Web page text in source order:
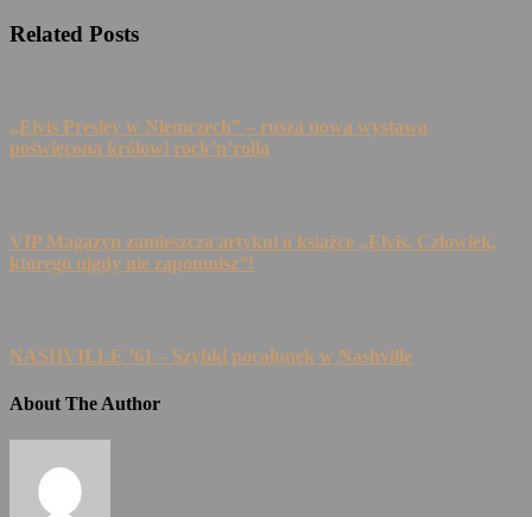
Related Posts
„Elvis Presley w Niemczech” – rusza nowa wystawa
poświęcona królowi rock’n’rolla
VIP Magazyn zamieszcza artykuł o książce „Elvis. Człowiek,
którego nigdy nie zapomnisz”!
NASHVILLE ’61 – Szybki pocałunek w Nashville
About The Author